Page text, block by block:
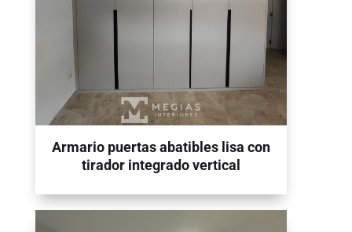
Armario puertas abatibles lisa con
tirador integrado vertical